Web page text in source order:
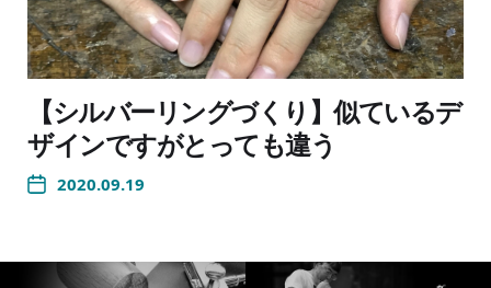
【シルバーリングづくり】似ているデ
ザインですがとっても違う
2020.09.19